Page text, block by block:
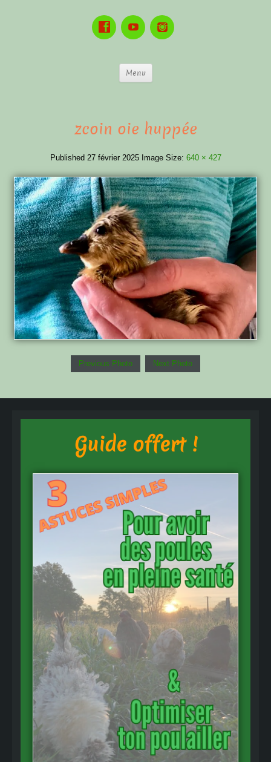
Menu
zcoin oie huppée
Published 27 février 2025 Image Size: 640 × 427
Previous Photo Next Photo
Guide offert !